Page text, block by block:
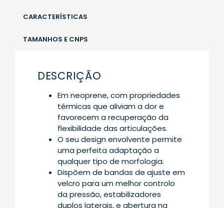
CARACTERÍSTICAS
TAMANHOS E CNPS
DESCRIÇÃO
Em neoprene, com propriedades
térmicas que aliviam a dor e
favorecem a recuperação da
flexibilidade das articulações.
O seu design envolvente permite
uma perfeita adaptação a
qualquer tipo de morfologia.
Dispõem de bandas de ajuste em
velcro para um melhor controlo
da pressão, estabilizadores
duplos laterais, e abertura na